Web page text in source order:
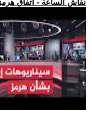
.. نقاش الساعة - اتفاق